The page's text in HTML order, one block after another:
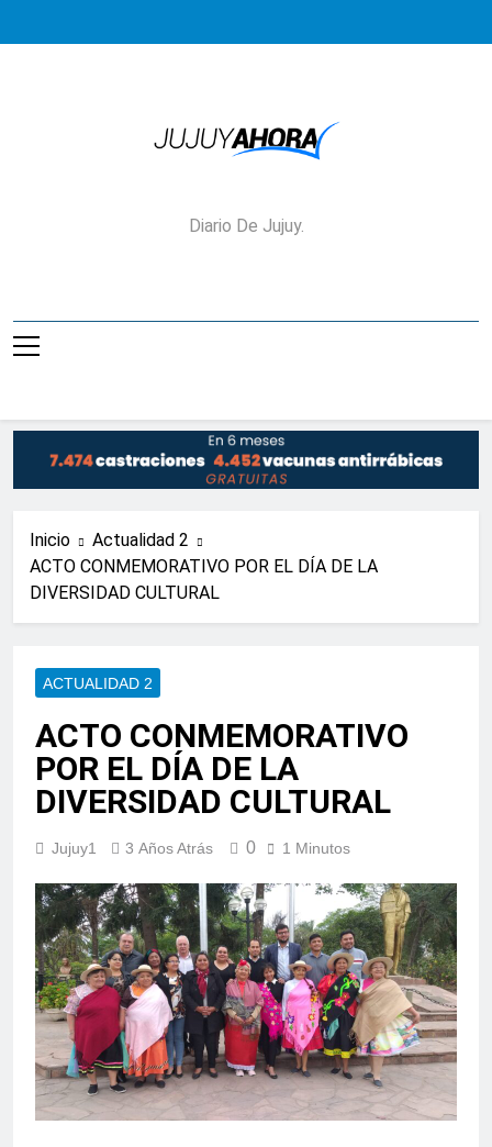
Jujuy Ahora!
Diario De Jujuy.
Inicio
Actualidad 2
ACTO CONMEMORATIVO POR EL DÍA DE LA
DIVERSIDAD CULTURAL
ACTUALIDAD 2
ACTO CONMEMORATIVO
POR EL DÍA DE LA
DIVERSIDAD CULTURAL
Jujuy1 3 Años Atrás 0 1 Minutos